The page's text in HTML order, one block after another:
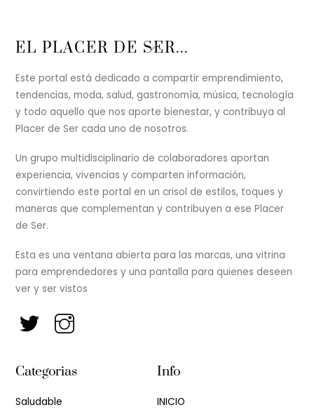
Back
Top
EL PLACER DE SER...
Este portal está dedicado a compartir emprendimiento,
tendencias, moda, salud, gastronomía, música, tecnología
y todo aquello que nos aporte bienestar, y contribuya al
Placer de Ser cada uno de nosotros.
Un grupo multidisciplinario de colaboradores aportan
experiencia, vivencias y comparten información,
convirtiendo este portal en un crisol de estilos, toques y
maneras que complementan y contribuyen a ese Placer
de Ser.
Esta es una ventana abierta para las marcas, una vitrina
para emprendedores y una pantalla para quienes deseen
ver y ser vistos
Categorias
Saludable
Info
INICIO